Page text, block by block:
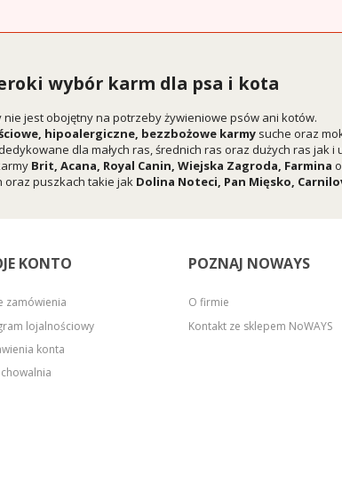
wybór karm dla psa i kota
nie jest obojętny na potrzeby żywieniowe psów ani kotów.
hipoalergiczne, bezzbożowe karmy suche oraz
dla małych ras, średnich ras oraz dużych ras jak i
Brit, Acana, Royal Canin, Wiejska Zagroda, Farmina
oraz puszkach takie jak Dolina Noteci, Pan Mięsko,
KONTO
zamówienia
lojalnościowy
konta
POZNAJ NOWAYS
O firmie
Kontakt ze sklepem NoWAYS